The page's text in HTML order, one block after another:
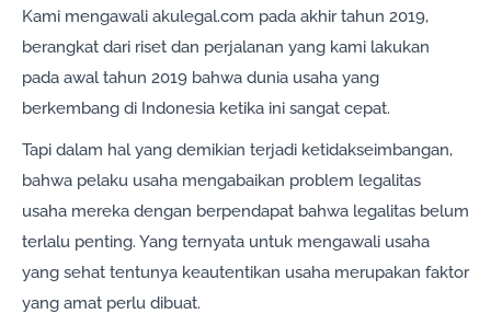
Kami mengawali akulegal.com pada akhir tahun 2019,
berangkat dari riset dan perjalanan yang kami lakukan
pada awal tahun 2019 bahwa dunia usaha yang
berkembang di Indonesia ketika ini sangat cepat.
Tapi dalam hal yang demikian terjadi ketidakseimbangan,
bahwa pelaku usaha mengabaikan problem legalitas
usaha mereka dengan berpendapat bahwa legalitas belum
terlalu penting. Yang ternyata untuk mengawali usaha
yang sehat tentunya keautentikan usaha merupakan faktor
yang amat perlu dibuat.